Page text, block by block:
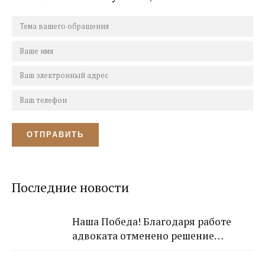
Последние новости
Наша Победа! Благодаря работе
адвоката отменено решение